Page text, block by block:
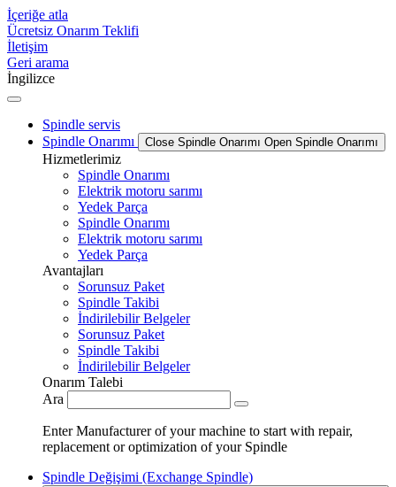
İçeriğe atla
Ücretsiz Onarım Teklifi
İletişim
Geri arama
İngilizce
Spindle servis
Spindle Onarımı
Close Spindle Onarımı Open Spindle Onarımı
Hizmetlerimiz
Spindle Onarımı
Elektrik motoru sarımı
Yedek Parça
Spindle Onarımı
Elektrik motoru sarımı
Yedek Parça
Avantajları
Sorunsuz Paket
Spindle Takibi
İndirilebilir Belgeler
Sorunsuz Paket
Spindle Takibi
İndirilebilir Belgeler
Onarım Talebi
Ara
Enter Manufacturer of your machine to start with repair,
replacement or optimization of your Spindle
Spindle Değişimi (Exchange Spindle)